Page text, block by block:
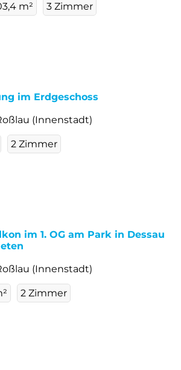
m² 3 Zimmer
im Erdgeschoss
(Innenstadt)
2 Zimmer
im 1. OG am Park in Dessau
(Innenstadt)
2 Zimmer